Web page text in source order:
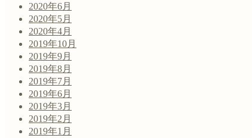
2020年6月
2020年5月
2020年4月
2019年10月
2019年9月
2019年8月
2019年7月
2019年6月
2019年3月
2019年2月
2019年1月